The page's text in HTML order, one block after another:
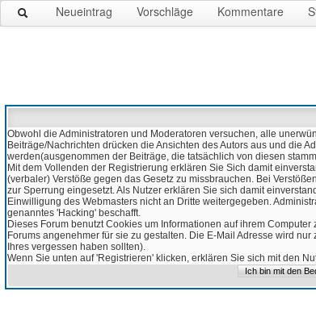
Neueintrag Vorschläge Kommentare
Obwohl die Administratoren und Moderatoren versuchen, alle
Beiträge/Nachrichten drücken die Ansichten des Autors aus und die
werden(ausgenommen der Beiträge, die tatsächlich von diesen
Mit dem Vollenden der Registrierung erklären Sie Sich damit
(verbaler) Verstöße gegen das Gesetz zu missbrauchen. Bei
zur Sperrung eingesetzt. Als Nutzer erklären Sie sich damit
Einwilligung des Webmasters nicht an Dritte weitergegeben.
genanntes 'Hacking' beschafft.
Dieses Forum benutzt Cookies um Informationen auf ihrem
Forums angenehmer für sie zu gestalten. Die E-Mail Adresse wird
Ihres vergessen haben sollten).
Wenn Sie unten auf 'Registrieren' klicken, erklären Sie sich mit den